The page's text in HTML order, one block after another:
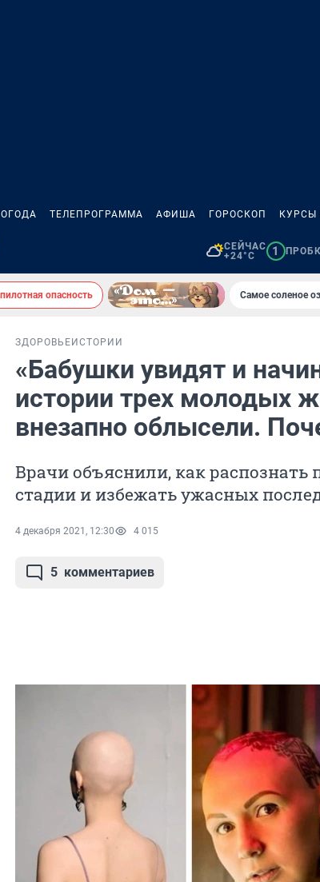
ТЕЛЕПРОГРАММА АФИША ГОРОСКОП КУРСЫ
СЕЙЧАС
+24°C
1
опасность Самое соленое
ЗДОРОВЬЕ ИСТОРИИ
«Бабушки увидят и
истории трех молодых
внезапно облысели.
Врачи объяснили, как распознать
стадии и избежать ужасных
4 декабря 2021, 12:30 4 015
5 комментариев